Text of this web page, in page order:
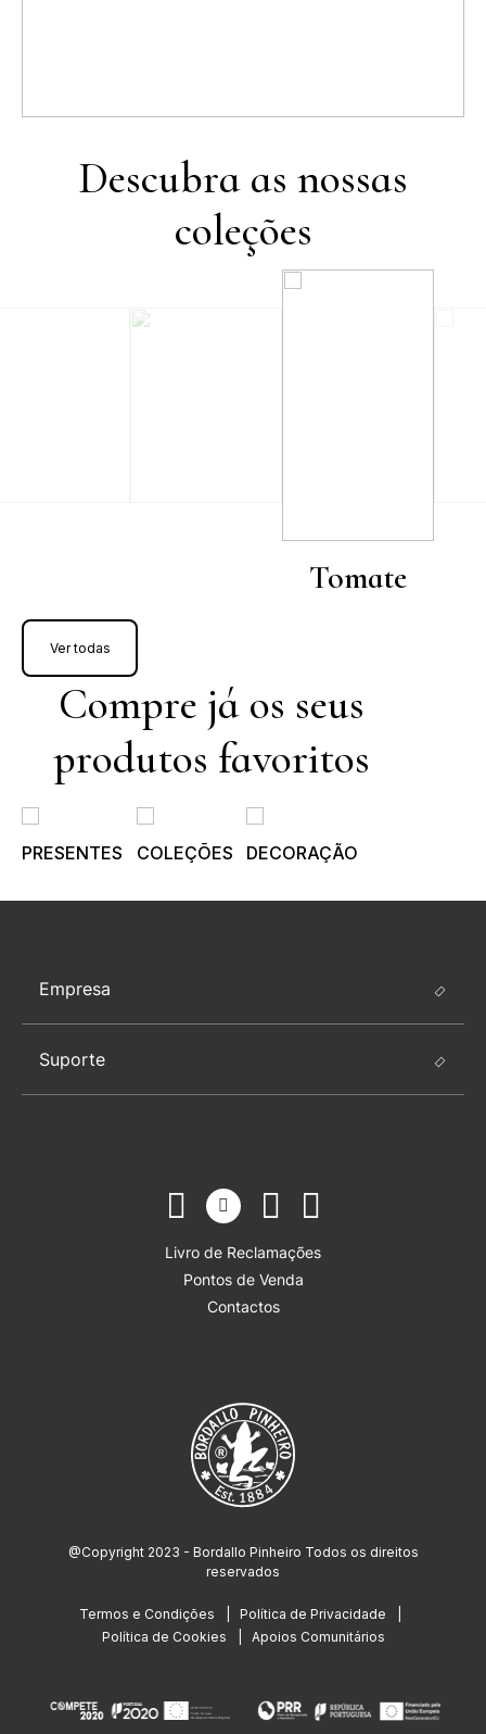
Descubra as nossas
coleções
Tomate
Ver todas
Compre já os seus
produtos favoritos
PRESENTES COLEÇÕES DECORAÇÃO
Empresa
Suporte
Livro de Reclamações
Pontos de Venda
Contactos
@Copyright 2023 - Bordallo Pinheiro Todos os direitos
reservados
Termos e Condições
Política de Privacidade
Política de Cookies
Apoios Comunitários